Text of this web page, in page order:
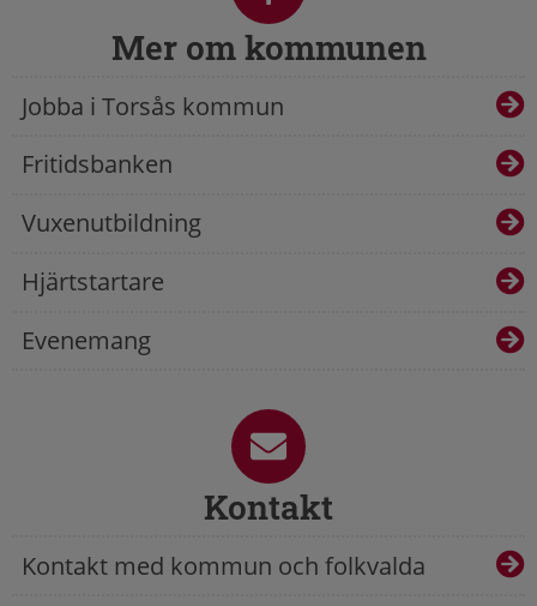
Mer om kommunen
Jobba i Torsås kommun
Fritidsbanken
Vuxenutbildning
Hjärtstartare
Evenemang
Kontakt
Kontakt med kommun och folkvalda